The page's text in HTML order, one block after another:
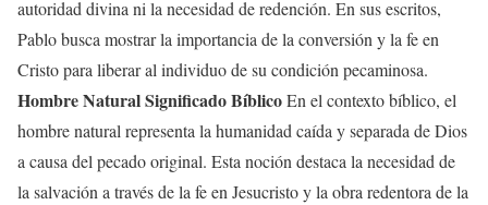
autoridad divina ni la necesidad de redención. En sus escritos,
Pablo busca mostrar la importancia de la conversión y la fe en
Cristo para liberar al individuo de su condición pecaminosa.
Hombre Natural Significado BíblicoEn el contexto bíblico, el
hombre natural representa la humanidad caída y separada de Dios
a causa del pecado original. Esta noción destaca la necesidad de
la salvación a través de la fe en Jesucristo y la obra redentora de la